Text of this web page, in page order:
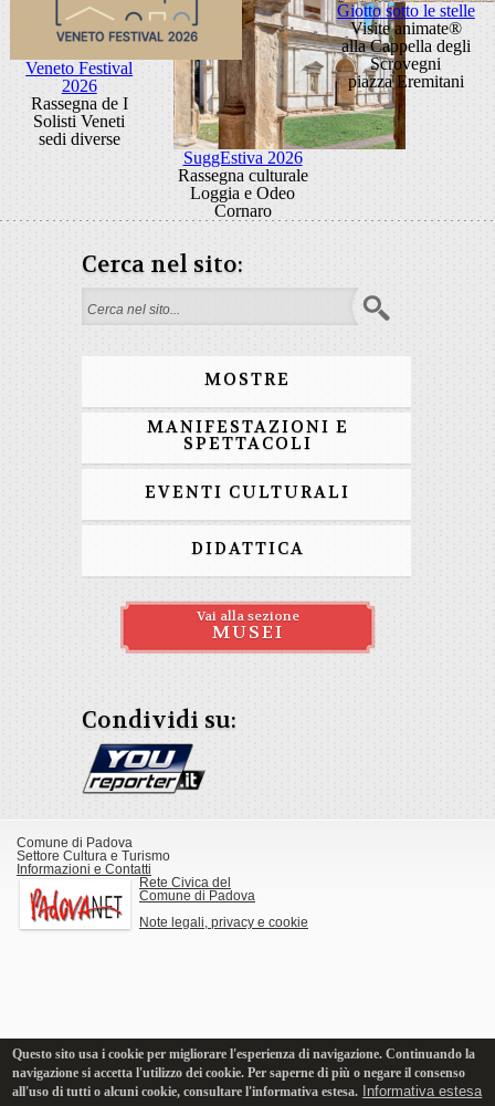
SuggEstiva 2026
Rassegna culturale
Loggia e Odeo
Cornaro
Veneto Festival
2026
Rassegna de I
Solisti Veneti
sedi diverse
Giotto sotto le stelle
Visite animate®
alla Cappella degli
Scrovegni
piazza Eremitani
Cerca nel sito:
Form di ricerca
MOSTRE
MANIFESTAZIONI E
SPETTACOLI
EVENTI CULTURALI
DIDATTICA
Vai alla sezione
MUSEI
Condividi su:
Comune di Padova
Settore Cultura e Turismo
Informazioni e Contatti
Rete Civica del
Comune di Padova
Note legali, privacy e cookie
Questo sito usa i cookie per migliorare l'esperienza di navigazione. Continuando la
navigazione si accetta l'utilizzo dei cookie. Per saperne di più o negare il consenso
all'uso di tutti o alcuni cookie, consultare l'informativa estesa. Informativa estesa